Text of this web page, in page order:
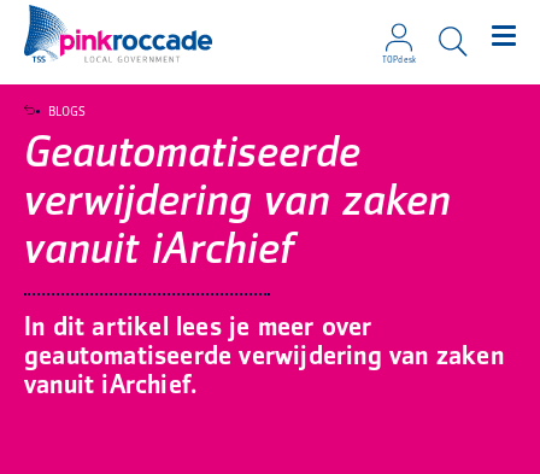
TOPdesk
Geautomatiseerde
verwijdering van zaken
vanuit iArchief
In dit artikel lees je meer over
geautomatiseerde verwijdering van zaken
vanuit iArchief.
BLOGS